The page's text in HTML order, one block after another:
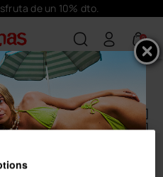
de un 10% dto.
0
PARA MUJER
2productos|